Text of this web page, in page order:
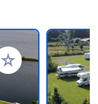
Voeg toe aan je